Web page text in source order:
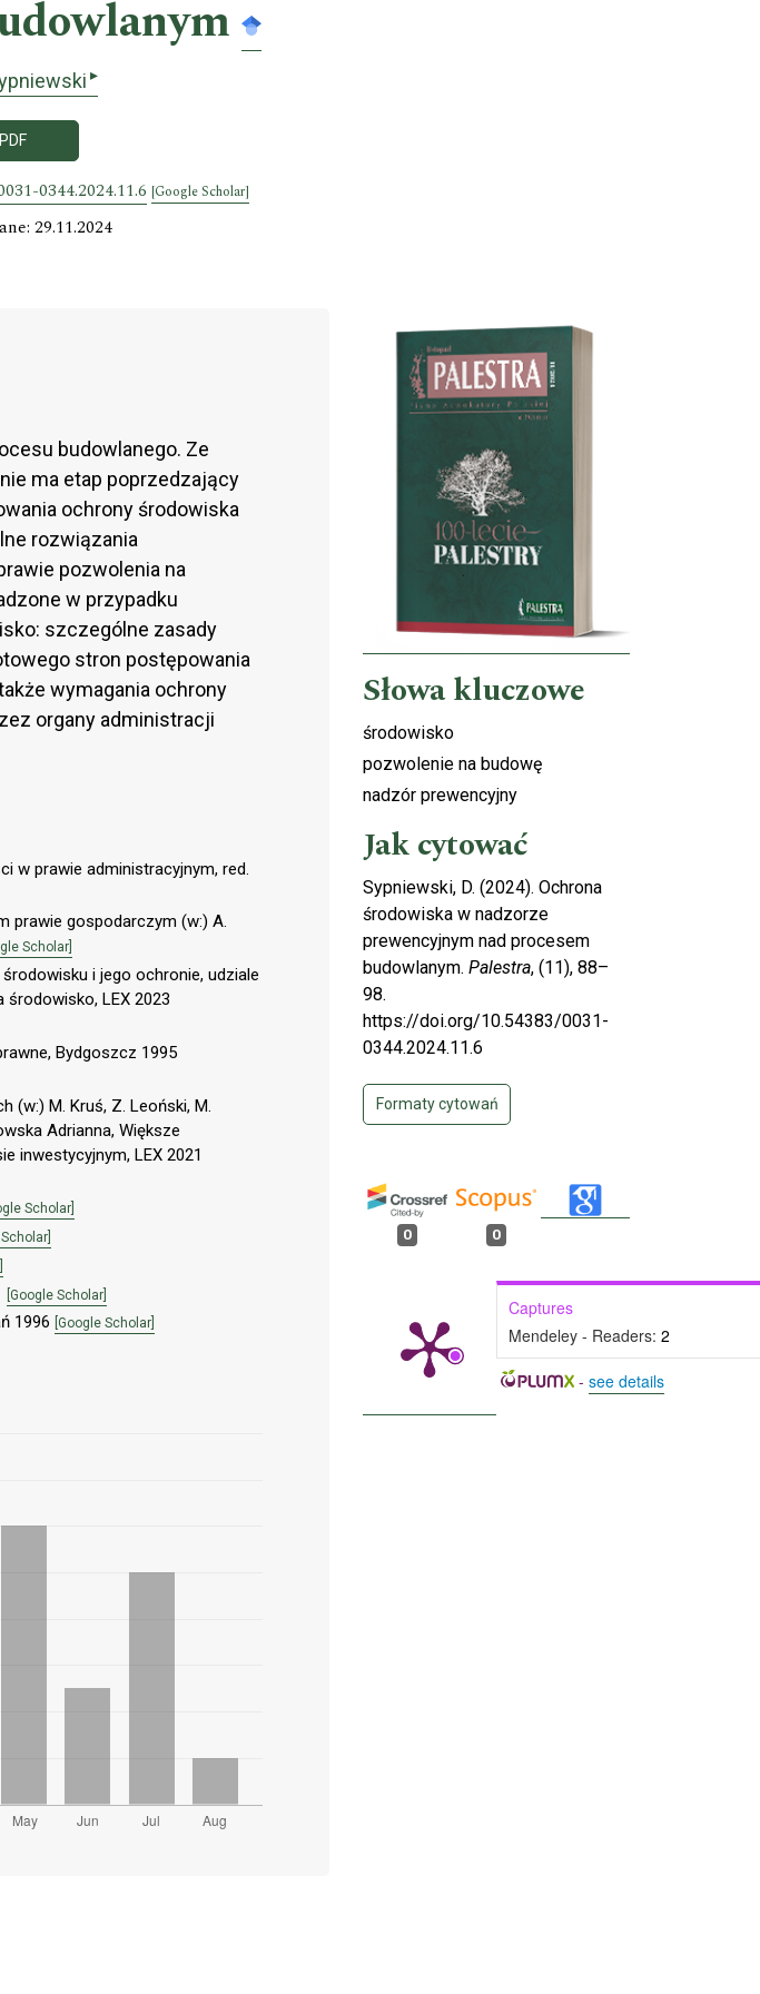
▸
PDF
0344.2024.11.6 [Google Scholar]
29.11.2024
budowlanego. Ze
ma etap poprzedzający
ochrony środowiska
rozwiązania
pozwolenia na
w przypadku
szczególne zasady
stron postępowania
wymagania ochrony
organy administracji
w prawie administracyjnym, red.
prawie gospodarczym (w:) A.
Scholar]
i jego ochronie, udziale
LEX 2023
Bydgoszcz 1995
(w:) M. Kruś, Z. Leoński, M.
Adrianna, Większe
inwestycyjnym, LEX 2021
Scholar]
[Google Scholar]
1996 [Google Scholar]
Cover image
Słowa kluczowe
środowisko
pozwolenie na budowę
nadzór prewencyjny
Jak cytować
Sypniewski, D. (2024). Ochrona
środowiska w nadzorze
prewencyjnym nad procesem
budowlanym. Palestra, (11), 88–
98.
https://doi.org/10.54383/0031-
0344.2024.11.6
Formaty cytowań
0 0
Captures
Mendeley - Readers: 2
- see details